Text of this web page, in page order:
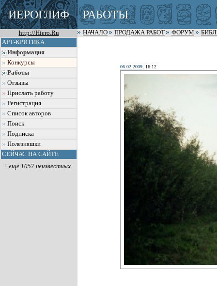
ИЕРОГЛИФ РАБОТЫ
http://Hiero.Ru НАЧАЛО ПРОДАЖА РАБОТ ФОРУМ
АРТ-КРИТИКА
Информация
Конкурсы
Работы
Отзывы
Прислать работу
Регистрация
Список авторов
Поиск
Подписка
Полезняшки
СЕЙЧАС НА САЙТЕ
+ ещё 1057 неизвестных
06.02.2009 , 16:12